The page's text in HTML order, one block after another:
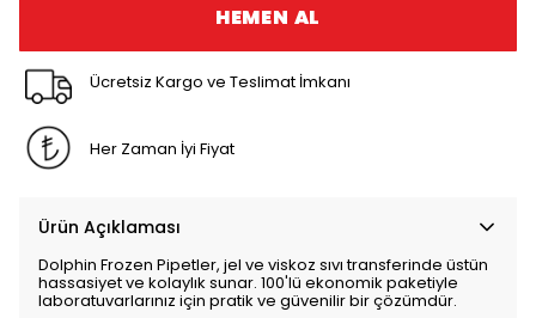
HEMEN AL
Ücretsiz Kargo ve Teslimat İmkanı
Her Zaman İyi Fiyat
Ürün Açıklaması
Dolphin Frozen Pipetler, jel ve viskoz sıvı transferinde üstün
hassasiyet ve kolaylık sunar. 100'lü ekonomik paketiyle
laboratuvarlarınız için pratik ve güvenilir bir çözümdür.